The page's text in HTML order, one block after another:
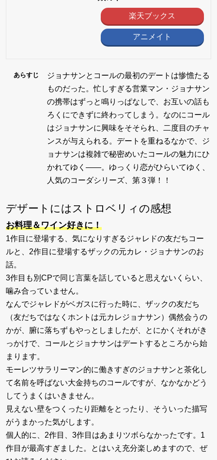
楽天ブックス
アニメイト
あらすじ
ジョナサンとコールの最初のデートは惨憺たる
ものだった。忙しすぎる営業マン・ジョナサン
の携帯はずっと鳴りっぱなしで、お互いの話も
ろくにできずに終わってしまう。なのにコール
はジョナサンに興味をそそられ、二度目のチャ
ンスが与えられる。デートを重ねるなかで、ジ
ョナサンは複雑で秘密めいたコールの魅力にひ
かれてゆく――。ゆっくり恋がひらいてゆく、
人気のコーダシリーズ、第３弾！！
デザートにはストロベリィの感想
お料理＆ワイン好きに！
1作目に登場する、気になりすぎるジャレドの友だちコー
ルと、2作目に登場するザックの元カレ・ジョナサンのお
話。
3作目も別CPで同じ言葉を話していると思えないくらい、
噛み合っていません。
なんでジャレドがベガスに行った時に、ザックの友だち
（友だちではなくホントは元カレジョナサン）偶然会うの
かが、腑に落ちずもやっとしましたが、とにかくそれがき
っかけで、コールとジョナサンはデートするところから始
まります。
モーレツサラリーマン的に働きすぎのジョナサンと茶化し
て名前を呼ばない大金持ちのコールですが、なかなかどう
してうまくはいきません。
見えない壁をつくったり距離をとったり、そういった描写
がうまかった気がします。
個人的に、2作目、3作目はあまりツボらなかったです。1
作目が最高すぎました。とはいえ充分楽しめますので、ぜ